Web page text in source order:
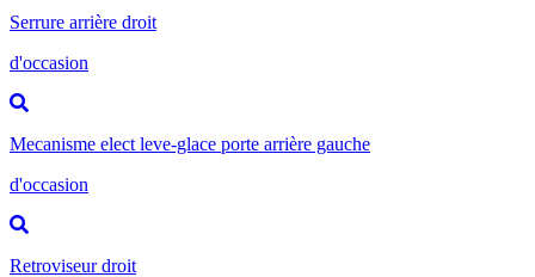
Serrure arrière droit
d'occasion
Mecanisme elect leve-glace porte arrière gauche
d'occasion
Retroviseur droit